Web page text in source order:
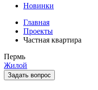
Новинки
Главная
Проекты
Частная квартира
Пермь
Жилой
Задать вопрос